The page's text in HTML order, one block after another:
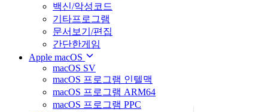
백신/악성코드
기타프로그램
문서보기/편집
간단한게임
Apple macOS
macOS SV
macOS 프로그램 인텔맥
macOS 프로그램 ARM64
macOS 프로그램 PPC